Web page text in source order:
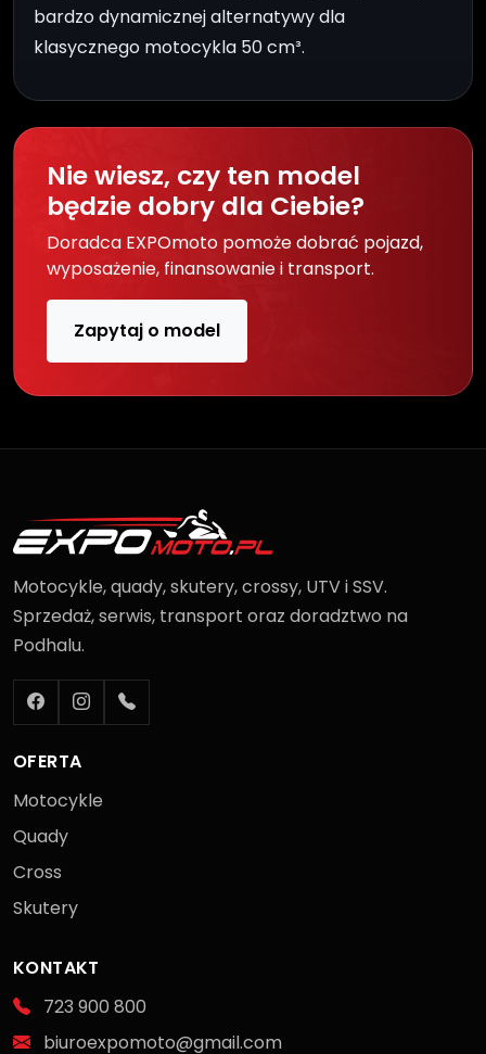
bardzo dynamicznej alternatywy dla
klasycznego motocykla 50 cm³.
Nie wiesz, czy ten model
będzie dobry dla Ciebie?
Doradca EXPOmoto pomoże dobrać pojazd,
wyposażenie, finansowanie i transport.
Zapytaj o model
Motocykle, quady, skutery, crossy, UTV i SSV.
Sprzedaż, serwis, transport oraz doradztwo na
Podhalu.
OFERTA
Motocykle
Quady
Cross
Skutery
KONTAKT
723 900 800
biuroexpomoto@gmail.com